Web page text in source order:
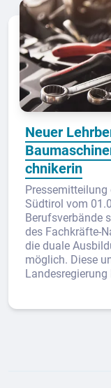
Neuer
chnikerin
Südtirol vom
Berufsverbände
des Fachkräfte-
die duale
möglich. Diese